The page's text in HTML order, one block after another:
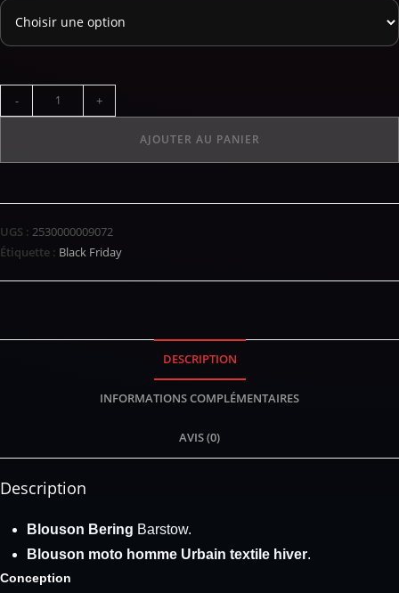
- +
AJOUTER AU PANIER
UGS : 2530000009072
Étiquette : Black Friday
DESCRIPTION
INFORMATIONS COMPLÉMENTAIRES
AVIS (0)
Description
Blouson Bering Barstow.
Blouson moto homme Urbain textile hiver.
Conception